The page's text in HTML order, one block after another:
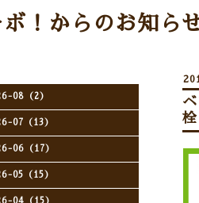
08（2）
07（13）
06（17）
05（15）
04（15）
ボ！からのお知ら
栓